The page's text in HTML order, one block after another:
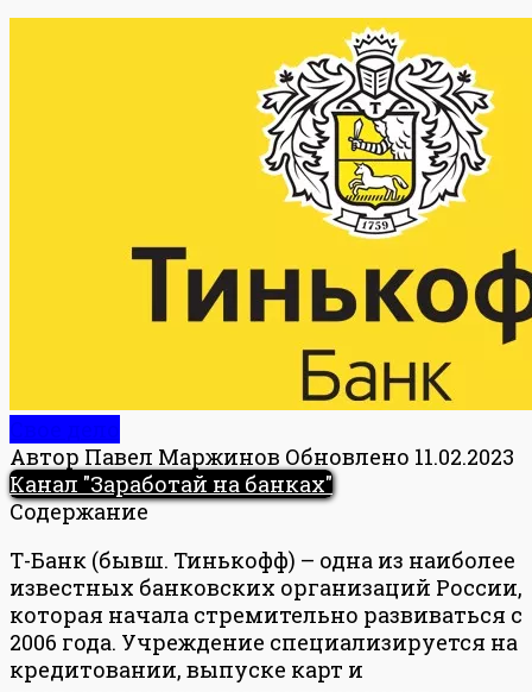
Автор Павел Маржинов Обновлено 11.02.2023
Канал "Заработай на банках"
Содержание
Т-Банк (бывш. Тинькофф) – одна из наиболее
известных банковских организаций России,
которая начала стремительно развиваться с
2006 года. Учреждение специализируется на
кредитовании, выпуске карт и